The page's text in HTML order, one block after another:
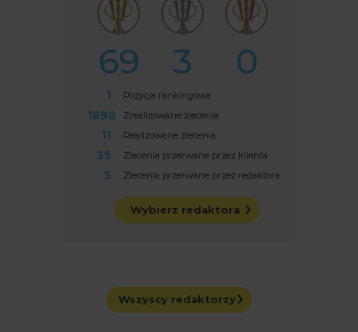
69 3 0
1 Pozycja rankingowa
1890 Zrealizowane zlecenia
11 Realizowane zlecenia
35 Zlecenia przerwane przez klienta
5 Zlecenia przerwane przez redaktora
Wybierz redaktora
Wszyscy redaktorzy